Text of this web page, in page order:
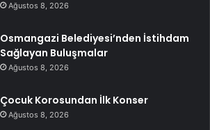
Ağustos 8, 2026
Osmangazi Belediyesi’nden İstihdam
Sağlayan Buluşmalar
Ağustos 8, 2026
Çocuk Korosundan İlk Konser
Ağustos 8, 2026